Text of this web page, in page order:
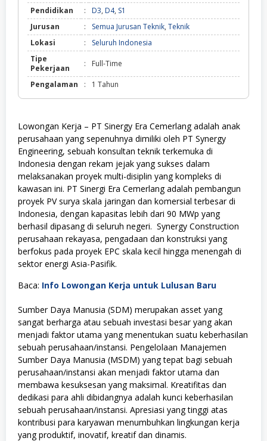
Pendidikan : D3, D4, S1
Jurusan
: Semua Jurusan Teknik, Teknik
Lokasi
:
Seluruh Indonesia
Tipe
Pekerjaan
: Full-Time
Pengalaman : 1 Tahun
Lowongan Kerja – PT Sinergy Era Cemerlang adalah anak
perusahaan yang sepenuhnya dimiliki oleh PT Synergy
Engineering, sebuah konsultan teknik terkemuka di
Indonesia dengan rekam jejak yang sukses dalam
melaksanakan proyek multi-disiplin yang kompleks di
kawasan ini. PT Sinergi Era Cemerlang adalah pembangun
proyek PV surya skala jaringan dan komersial terbesar di
Indonesia, dengan kapasitas lebih dari 90 MWp yang
berhasil dipasang di seluruh negeri. Synergy Construction
perusahaan rekayasa, pengadaan dan konstruksi yang
berfokus pada proyek EPC skala kecil hingga menengah di
sektor energi Asia-Pasifik.
Baca: Info Lowongan Kerja untuk Lulusan Baru
Sumber Daya Manusia (SDM) merupakan asset yang
sangat berharga atau sebuah investasi besar yang akan
menjadi faktor utama yang menentukan suatu keberhasilan
sebuah perusahaan/instansi. Pengelolaan Manajemen
Sumber Daya Manusia (MSDM) yang tepat bagi sebuah
perusahaan/instansi akan menjadi faktor utama dan
membawa kesuksesan yang maksimal. Kreatifitas dan
dedikasi para ahli dibidangnya adalah kunci keberhasilan
sebuah perusahaan/instansi. Apresiasi yang tinggi atas
kontribusi para karyawan menumbuhkan lingkungan kerja
yang produktif, inovatif, kreatif dan dinamis.